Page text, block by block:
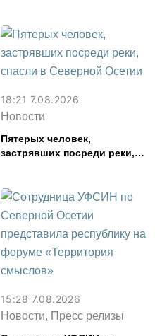
18:21 7.08.2026
Новости
Пятерых человек,
застрявших посреди реки,
15:28 7.08.2026
Новости, Пресс релизы